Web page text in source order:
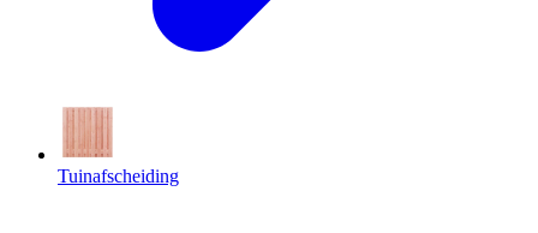
Tuinafscheiding